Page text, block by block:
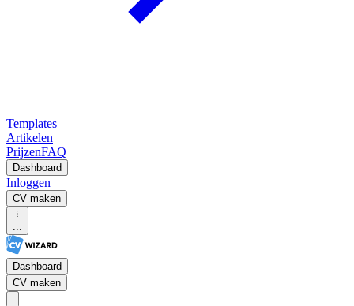
Templates
Artikelen
PrijzenFAQ
Dashboard
Inloggen
CV maken
...
Dashboard
CV maken